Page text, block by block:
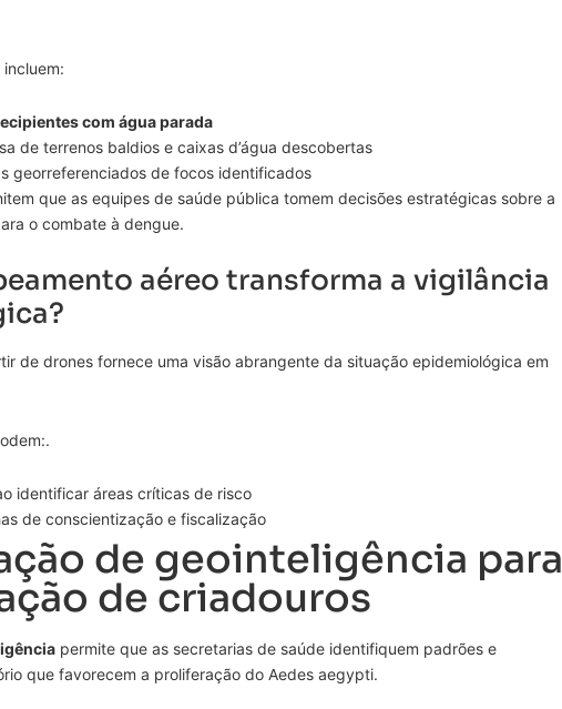
com água parada
de terrenos baldios e caixas d’água descobertas
georreferenciados de focos identificados
que as equipes de saúde pública tomem decisões estratégicas sobre a
o combate à dengue.
aéreo transforma a vigilância
de drones fornece uma visão abrangente da situação epidemiológica em
identificar áreas críticas de risco
de conscientização e fiscalização
de geointeligência para
de criadouros
permite que as secretarias de saúde identifiquem padrões e
que favorecem a proliferação do Aedes aegypti.